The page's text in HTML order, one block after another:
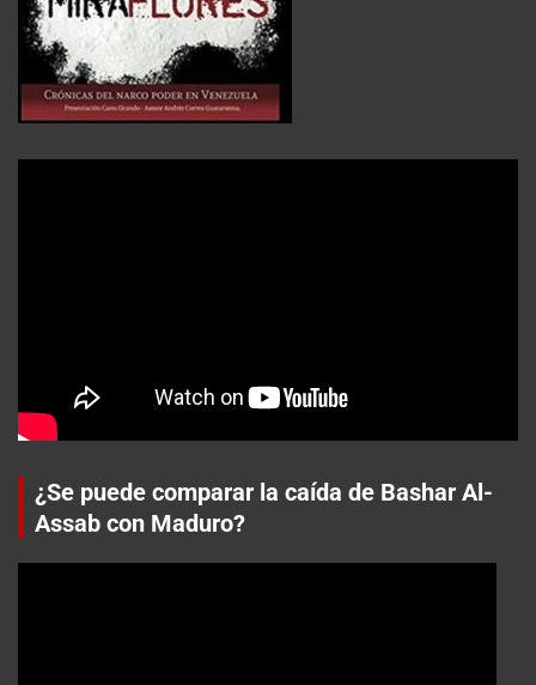
¿Se puede comparar la caída de Bashar Al-
Assab con Maduro?